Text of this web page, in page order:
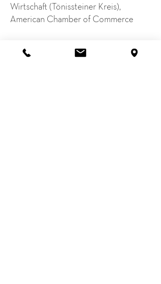
+49 40 88 36 55 66 0
Wirtschaft (Tönissteiner Kreis),
American Chamber of Commerce